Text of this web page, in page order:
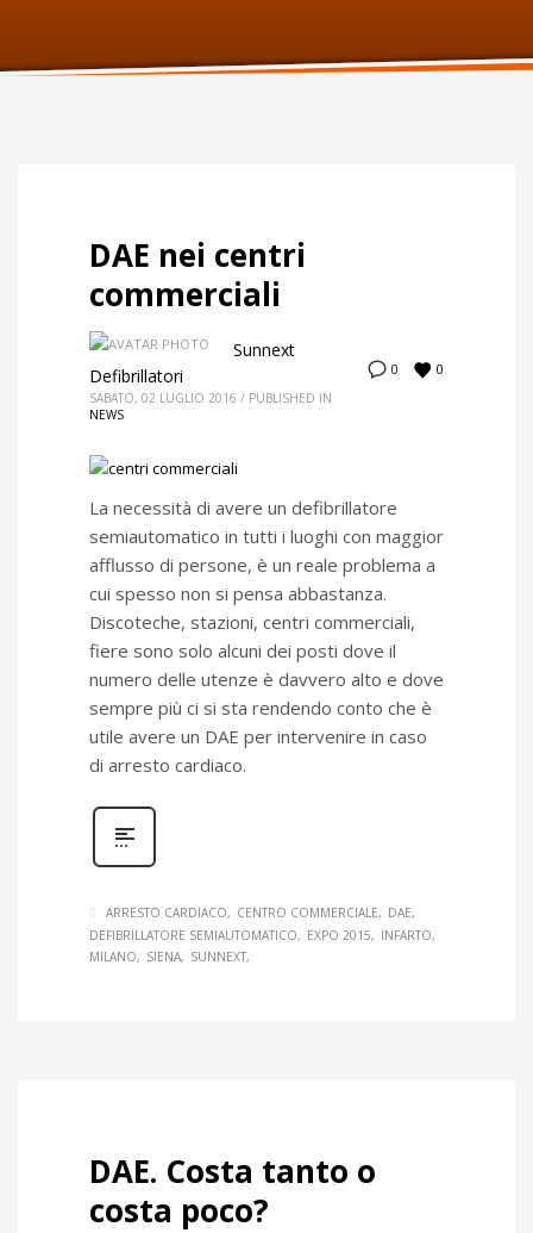
Lunedi:9am – 6pm
DAE nei centri
commerciali
0 0
Sunnext
Defibrillatori
SABATO, 02 LUGLIO 2016 / PUBLISHED IN
NEWS
La necessità di avere un defibrillatore
semiautomatico in tutti i luoghi con maggior
afflusso di persone, è un reale problema a
cui spesso non si pensa abbastanza.
Discoteche, stazioni, centri commerciali,
fiere sono solo alcuni dei posti dove il
numero delle utenze è davvero alto e dove
sempre più ci si sta rendendo conto che è
utile avere un DAE per intervenire in caso
di arresto cardiaco.
ARRESTO CARDIACO CENTRO COMMERCIALE
DAE
DEFIBRILLATORE SEMIAUTOMATICO
EXPO 2015
INFARTO
MILANO
SIENA SUNNEXT
DAE. Costa tanto o
costa poco?